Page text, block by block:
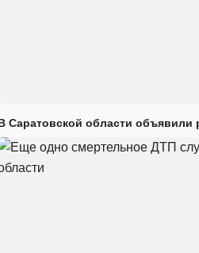
Саратовской области объявили